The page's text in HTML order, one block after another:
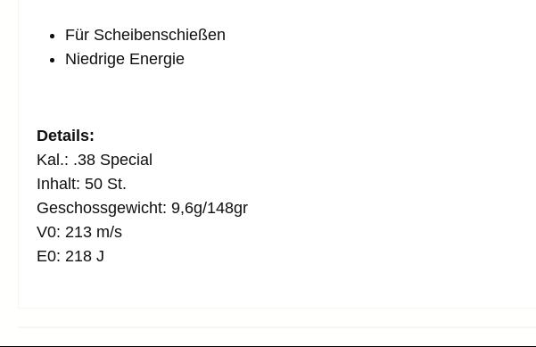
Für Scheibenschießen
Niedrige Energie
Details:
Kal.: .38 Special
Inhalt: 50 St.
Geschossgewicht: 9,6g/148gr
V0: 213 m/s
E0: 218 J